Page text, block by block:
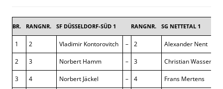
BR. RANGNR. SF DÜSSELDORF-SÜD 1 RANGNR. SG NETTETAL 1
1 2 Vladimir Kontorovitch – 2 Alexander Nent
2 3 Norbert Hamm – 3 Christian
3 4 Norbert Jäckel – 4 Frans Mertens